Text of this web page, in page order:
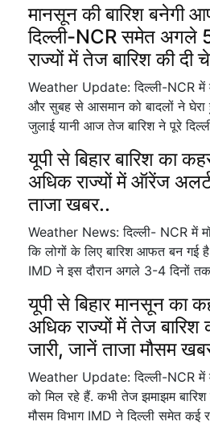
मानसून की बारिश बनेगी
दिल्ली-NCR समेत अगले
राज्यों में तेज बारिश की दी
Weather Update: दिल्ली-NCR
और सुबह से आसमान को बादलों ने घेरा
जुलाई यानी आज तेज बारिश ने पूरे
यूपी से बिहार बारिश का
अधिक राज्यों में ऑरेंज
ताजा खबर..
Weather News: दिल्ली- NCR में
कि लोगों के लिए बारिश आफत बन गई है.
IMD ने इस दौरान अगले 3-4 दिनों
यूपी से बिहार मानसून का
अधिक राज्यों में तेज बारिश
जारी, जानें ताजा मौसम
Weather Update: दिल्ली-NCR में
को मिल रहे हैं. कभी तेज झमाझम बारिश
मौसम विभाग IMD ने दिल्ली समेत कई